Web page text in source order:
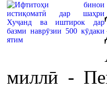
миллӣ -